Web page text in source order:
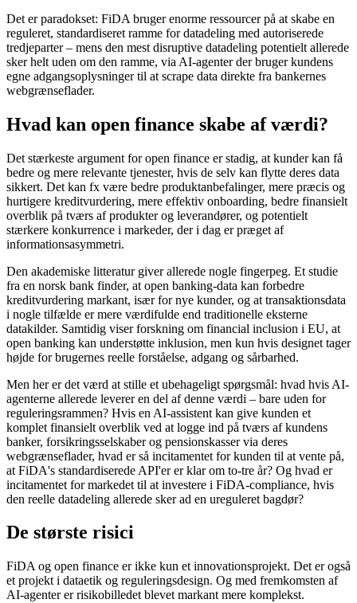
Det er paradokset: FiDA bruger enorme ressourcer på at skabe en
reguleret, standardiseret ramme for datadeling med autoriserede
tredjeparter – mens den mest disruptive datadeling potentielt allerede
sker helt uden om den ramme, via AI-agenter der bruger kundens
egne adgangsoplysninger til at scrape data direkte fra bankernes
webgrænseflader.
Hvad kan open finance skabe af værdi?
Det stærkeste argument for open finance er stadig, at kunder kan få
bedre og mere relevante tjenester, hvis de selv kan flytte deres data
sikkert. Det kan fx være bedre produktanbefalinger, mere præcis og
hurtigere kreditvurdering, mere effektiv onboarding, bedre finansielt
overblik på tværs af produkter og leverandører, og potentielt
stærkere konkurrence i markeder, der i dag er præget af
informationsasymmetri.
Den akademiske litteratur giver allerede nogle fingerpeg. Et studie
fra en norsk bank finder, at open banking-data kan forbedre
kreditvurdering markant, især for nye kunder, og at transaktionsdata
i nogle tilfælde er mere værdifulde end traditionelle eksterne
datakilder. Samtidig viser forskning om financial inclusion i EU, at
open banking kan understøtte inklusion, men kun hvis designet tager
højde for brugernes reelle forståelse, adgang og sårbarhed.
Men her er det værd at stille et ubehageligt spørgsmål: hvad hvis AI-
agenterne allerede leverer en del af denne værdi – bare uden for
reguleringsrammen? Hvis en AI-assistent kan give kunden et
komplet finansielt overblik ved at logge ind på tværs af kundens
banker, forsikringsselskaber og pensionskasser via deres
webgrænseflader, hvad er så incitamentet for kunden til at vente på,
at FiDA's standardiserede API'er er klar om to-tre år? Og hvad er
incitamentet for markedet til at investere i FiDA-compliance, hvis
den reelle datadeling allerede sker ad en ureguleret bagdør?
De største risici
FiDA og open finance er ikke kun et innovationsprojekt. Det er også
et projekt i dataetik og reguleringsdesign. Og med fremkomsten af
AI-agenter er risikobilledet blevet markant mere komplekst.